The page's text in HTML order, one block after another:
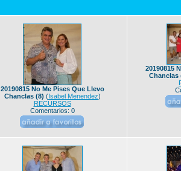
20190815 No Me Pises Que Llevo
Chanclas (8) (Isabel Menendez)
RECURSOS
Comentarios: 0
20190815
Chanclas